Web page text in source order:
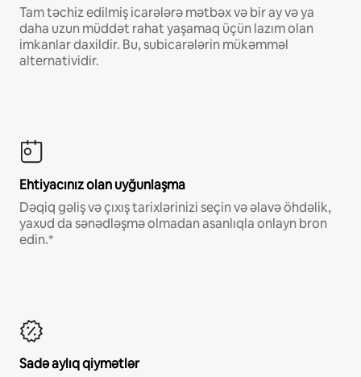
Tam təchiz edilmiş icarələrə mətbəx və bir ay və ya
daha uzun müddət rahat yaşamaq üçün lazım olan
imkanlar daxildir. Bu, subicarələrin mükəmməl
alternatividir.
Ehtiyacınız olan uyğunlaşma
Dəqiq gəliş və çıxış tarixlərinizi seçin və əlavə öhdəlik,
yaxud da sənədləşmə olmadan asanlıqla onlayn bron
edin.*
Sadə aylıq qiymətlər